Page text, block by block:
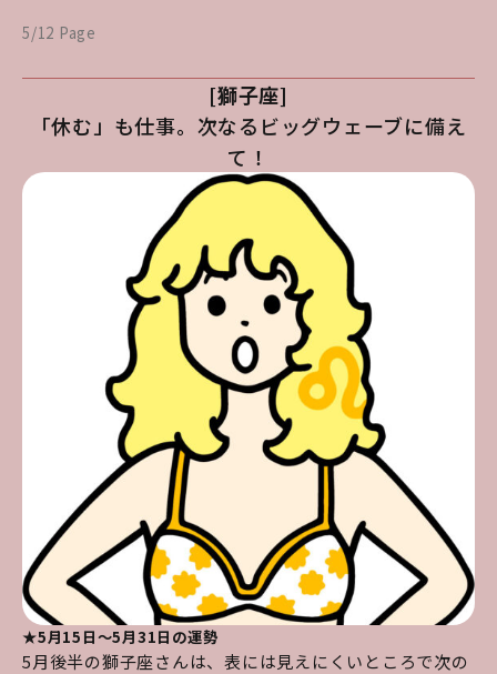
5/12 Page
[獅子座]
「休む」も仕事。次なるビッグウェーブに備え
て！
★5月15日～5月31日の運勢
5月後半の獅子座さんは、表には見えにくいところで次の